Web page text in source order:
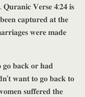
𝐕𝐞𝐫𝐬𝐞 𝟒:𝟐𝟒 𝐢𝐬
𝐜𝐚𝐩𝐭𝐮𝐫𝐞𝐝 𝐚𝐭 𝐭𝐡𝐞
𝐰𝐞𝐫𝐞 𝐦𝐚𝐝𝐞
𝐠𝐨 𝐛𝐚𝐜𝐤 𝐨𝐫 𝐡𝐚𝐝
𝐰𝐚𝐧𝐭 𝐭𝐨 𝐠𝐨 𝐛𝐚𝐜𝐤 𝐭𝐨
𝐬𝐮𝐟𝐟𝐞𝐫𝐞𝐝 𝐭𝐡𝐞